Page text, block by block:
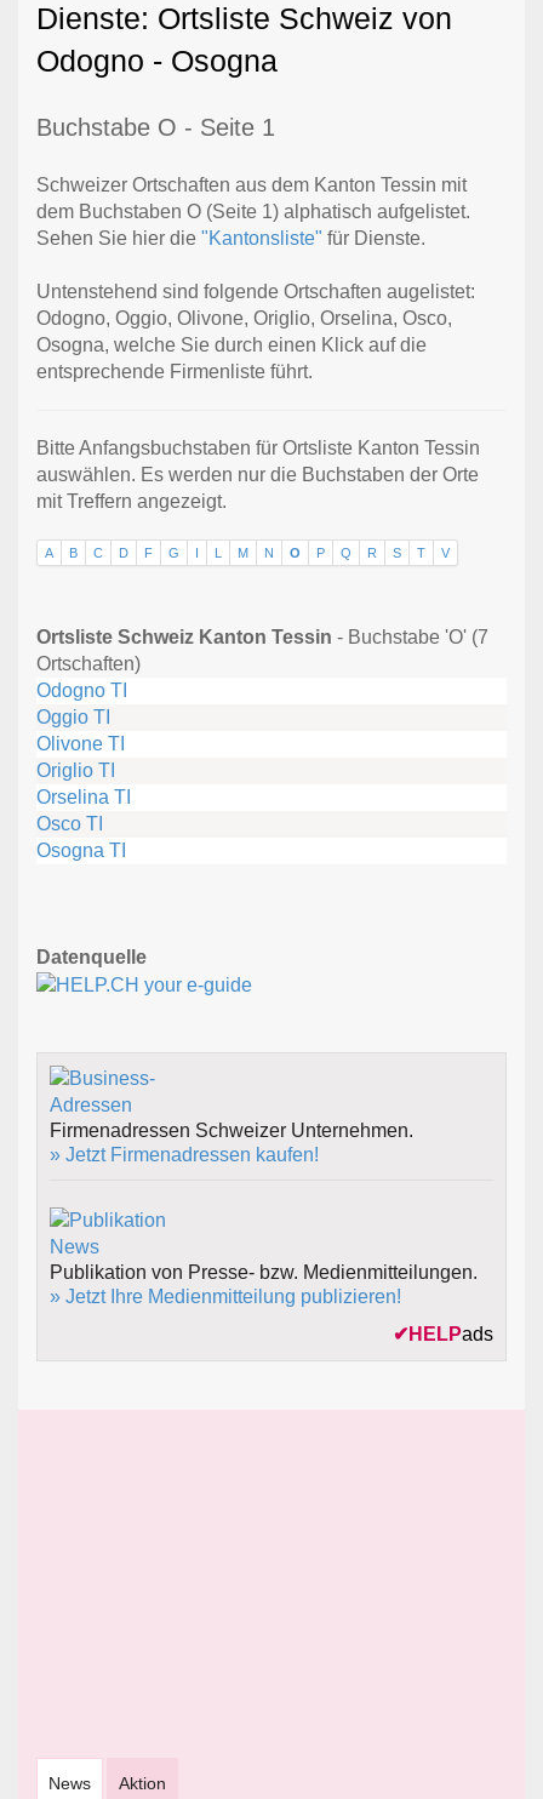
Dienste: Ortsliste Schweiz von
Odogno - Osogna
Buchstabe O - Seite 1
Schweizer Ortschaften aus dem Kanton Tessin mit
dem Buchstaben O (Seite 1) alphatisch aufgelistet.
Sehen Sie hier die "Kantonsliste" für Dienste.
Untenstehend sind folgende Ortschaften augelistet:
Odogno, Oggio, Olivone, Origlio, Orselina, Osco,
Osogna, welche Sie durch einen Klick auf die
entsprechende Firmenliste führt.
Bitte Anfangsbuchstaben für Ortsliste Kanton Tessin
auswählen. Es werden nur die Buchstaben der Orte
mit Treffern angezeigt.
A B C D F G M N O P Q R S T V
Ortsliste Schweiz Kanton Tessin - Buchstabe 'O' (7
Ortschaften)
Odogno TI
Oggio TI
Olivone TI
Origlio TI
Orselina TI
Osco TI
Osogna TI
Datenquelle
Firmenadressen Schweizer Unternehmen.
» Jetzt Firmenadressen kaufen!
Publikation von Presse- bzw. Medienmitteilungen.
» Jetzt Ihre Medienmitteilung publizieren!
✔ HELPads
News Aktion